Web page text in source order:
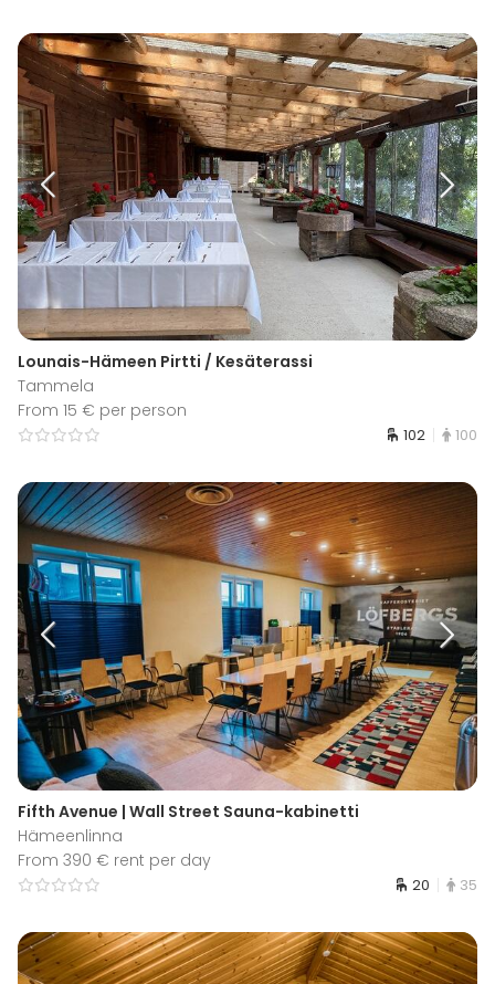
Lounais-Hämeen Pirtti / Kesäterassi
Tammela
From 15 € per person
102 100
Fifth Avenue | Wall Street Sauna-kabinetti
Hämeenlinna
From 390 € rent per day
20 35